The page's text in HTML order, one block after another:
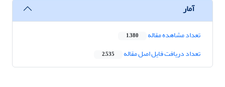
آمار
تعداد مشاهده مقاله 1,380
تعداد دریافت فایل اصل مقاله 2,535